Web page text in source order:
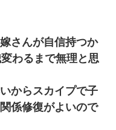
さんが自信持つか
わるまで無理と思
からスカイプで子
係修復がよいので